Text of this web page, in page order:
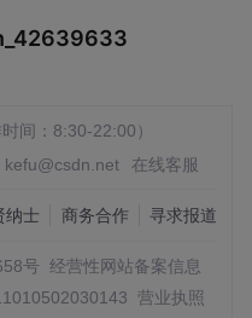
间：8:30-22:00）
kefu@csdn.net 在线客服
纳士 商务合作 寻求报道
号 经营性网站备案信息
营业执照